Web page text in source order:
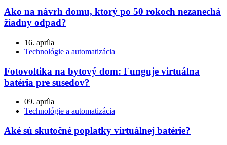
Ako na návrh domu, ktorý po 50 rokoch nezanechá
žiadny odpad?
16. apríla
Technológie a automatizácia
Fotovoltika na bytový dom: Funguje virtuálna
batéria pre susedov?
09. apríla
Technológie a automatizácia
Aké sú skutočné poplatky virtuálnej batérie?